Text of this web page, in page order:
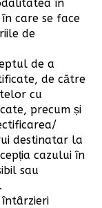
în
care se face
de
de a
de către
cu
precum și
destinatar la
cazului în
sau